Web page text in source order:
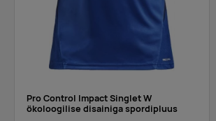
Pro Control Impact Singlet W
ökoloogilise disainiga spordipluus